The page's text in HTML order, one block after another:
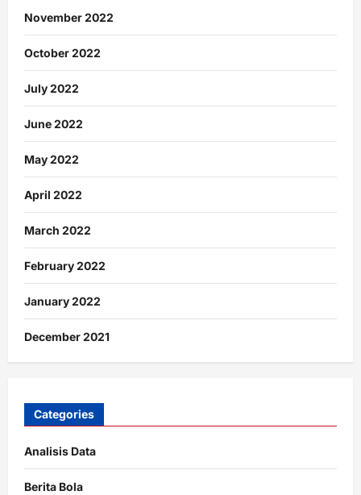
November 2022
October 2022
July 2022
June 2022
May 2022
April 2022
March 2022
February 2022
January 2022
December 2021
Categories
Analisis Data
Berita Bola